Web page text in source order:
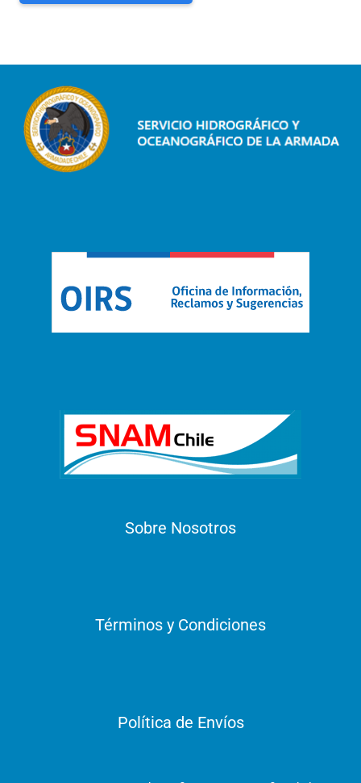
Sobre Nosotros
Términos y Condiciones
Política de Envíos